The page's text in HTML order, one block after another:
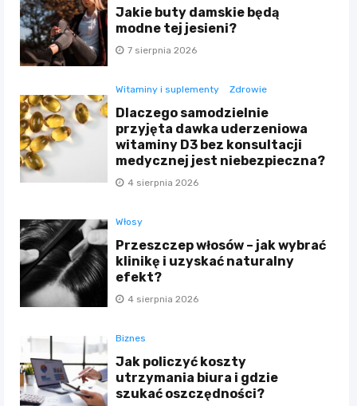
Jakie buty damskie będą
modne tej jesieni?
7 sierpnia 2026
Witaminy i suplementy Zdrowie
Dlaczego samodzielnie
przyjęta dawka uderzeniowa
witaminy D3 bez konsultacji
medycznej jest niebezpieczna?
4 sierpnia 2026
Włosy
Przeszczep włosów – jak wybrać
klinikę i uzyskać naturalny
efekt?
4 sierpnia 2026
Biznes
Jak policzyć koszty
utrzymania biura i gdzie
szukać oszczędności?